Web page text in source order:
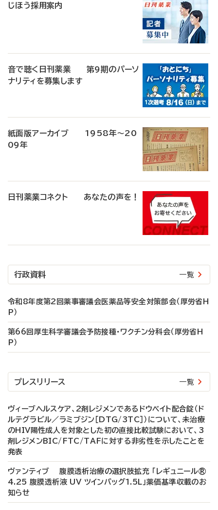
じほう採用案内
音で聴く日刊薬業 第9期のパーソ
ナリティを募集します
紙面版アーカイブ 1958年～20
09年
日刊薬業コネクト あなたの声を！
行政資料 一覧
令和8年度第2回薬事審議会医薬品等安全対策部会（厚労省H
P）
第66回厚生科学審議会予防接種・ワクチン分科会（厚労省H
P）
プレスリリース 一覧
ヴィーブヘルスケア、2剤レジメンであるドウベイト配合錠（ド
ルテグラビル／ラミブジン［DTG/3TC］）について、未治療
のHIV陽性成人を対象とした初の直接比較試験において、3
剤レジメンBIC/FTC/TAFに対する非劣性を示したことを
発表
ヴァンティブ 腹膜透析治療の選択肢拡充 「レギュニール®
4.25 腹膜透析液 UV ツインバッグ1.5L」薬価基準収載のお
知らせ